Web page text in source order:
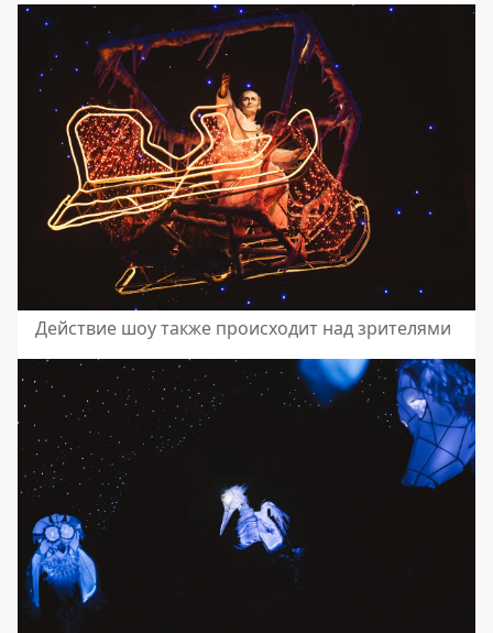
Действие шоу также происходит над зрителями